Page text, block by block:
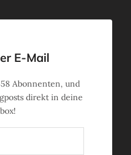
E-Mail
Abonnenten, und
direkt in deine